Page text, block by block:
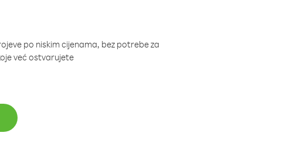
po niskim cijenama, bez potrebe za
već ostvarujete